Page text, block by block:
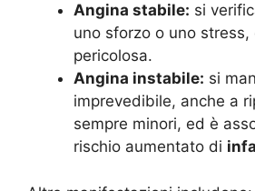
Angina stabile: si
uno sforzo o uno stress,
pericolosa.
Angina instabile: si
imprevedibile, anche a
sempre minori, ed è
rischio aumentato di